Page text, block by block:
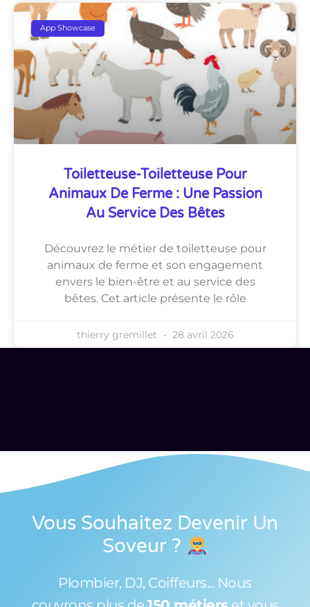
App Showcase
Toiletteuse-Toiletteuse Pour
Animaux De Ferme : Une Passion
Au Service Des Bêtes
Découvrez le métier de toiletteuse pour
animaux de ferme et son engagement
envers le bien-être et au service des
bêtes. Cet article présente le rôle
thierry gremillet 28 avril 2026
Vous Souhaitez Devenir Un
Soveur ?
Plombier, DJ, Coiffeurs... Nous